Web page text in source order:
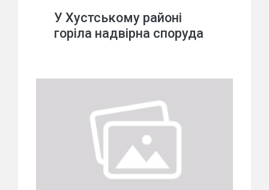
У Хустському районі
горіла надвірна споруда